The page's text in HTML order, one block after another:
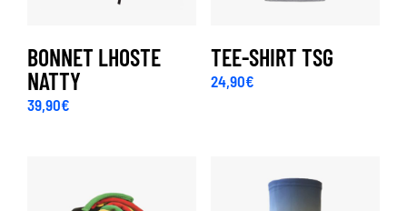
BONNET LHOSTE
NATTY
39,90€
TEE-SHIRT TSG
24,90€